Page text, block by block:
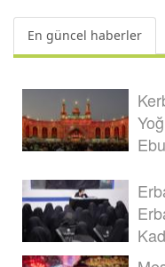
En güncel haberler